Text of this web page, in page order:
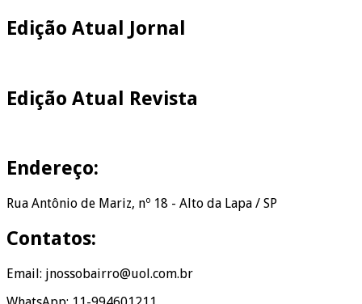
Edição Atual Jornal
Edição Atual Revista
Endereço:
Rua Antônio de Mariz, nº 18 - Alto da Lapa / SP
Contatos:
Email: jnossobairro@uol.com.br